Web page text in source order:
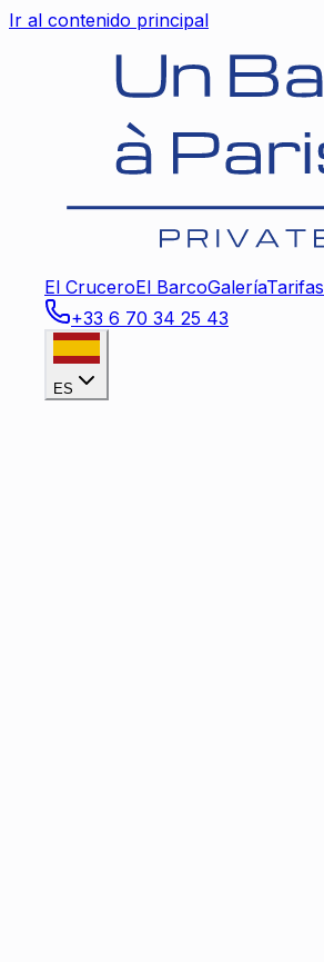
Ir al contenido principal
El CruceroEl BarcoGaleríaTarifas
+33 6 70 34 25 43
ES